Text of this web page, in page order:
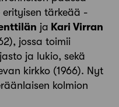
erityisen tärkeää
ja Kari Virran
jossa toimii
ja lukio, sekä
kirkko (1966). Nyt
kolmion